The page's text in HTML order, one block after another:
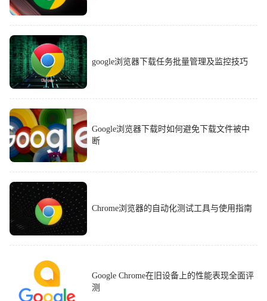
google浏览器下载任务批量管理及监控技巧
Google浏览器下载时如何避免下载文件被中
断
Chrome浏览器的自动化测试工具与使用指南
Google Chrome在旧设备上的性能表现全面评
测